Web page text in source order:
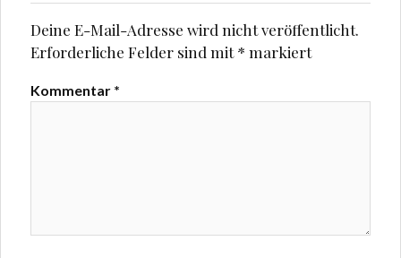
Deine E-Mail-Adresse wird nicht veröffentlicht.
Erforderliche Felder sind mit* markiert
Kommentar *